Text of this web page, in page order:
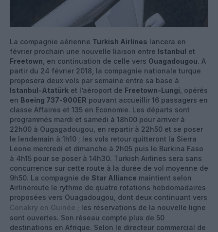
La compagnie aérienne Turkish Airlines lancera en
février prochain une nouvelle liaison entre Istanbul et
Freetown , en continuation de celle vers Ouagadougou. A
partir du 24 février 2018, la compagnie nationale turque
proposera deux vols par semaine entre sa base à
Istanbul-Atatürk et l’aéroport de Freetown-Lungi , opérés
en Boeing 737-900ER pouvant accueillir 16 passagers en
classe Affaires et 135 en Economie. Les départs sont
programmés mardi et samedi à 18h00 pour arriver à
22h00 à Ougagadougou, en repartir à 22h50 et se poser
le lendemain à 1h10 ; les vols retour quitteront la Sierra
Leone mercredi et dimanche à 2h05 puis le Burkina Faso
à 4h15 pour se poser à 14h30. Turkish Airlines sera sans
concurrence sur cette route à la durée de vol moyenne de
9h50. La compagnie de Star Alliance maintient selon
Airlineroute le rythme de quatre rotations hebdomadaires
proposées vers Ouagadougou, dont deux continuant vers
Conakry en Guinée ; les réservations de la nouvelle ligne
sont ouvertes. Son réseau compte plus de 50
destinations en Afrique. Selon le directeur commercial de